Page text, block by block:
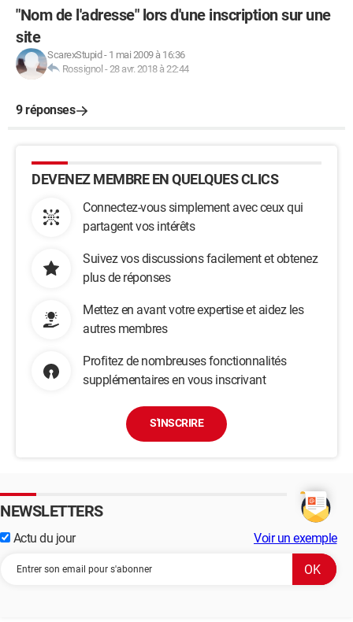
"Nom de l'adresse" lors d'une inscription sur une
site
ScarexStupid - 1 mai 2009 à 16:36
Rossignol -28 avr. 2018 à 22:44
9 réponses
DEVENEZ MEMBRE EN QUELQUES CLICS
Connectez-vous simplement avec ceux qui
partagent vos intérêts
Suivez vos discussions facilement et obtenez
plus de réponses
Mettez en avant votre expertise et aidez les
autres membres
Profitez de nombreuses fonctionnalités
supplémentaires en vous inscrivant
S'INSCRIRE
NEWSLETTERS
Actu du jour Voir un exemple